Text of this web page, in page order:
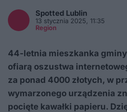
Spotted Lublin
13 stycznia 2025, 11:35
Region
44-letnia mieszkanka gminy
ofiarą oszustwa
za ponad 4000 złotych, w
wymarzonego urządzenia
pocięte kawałki papieru.